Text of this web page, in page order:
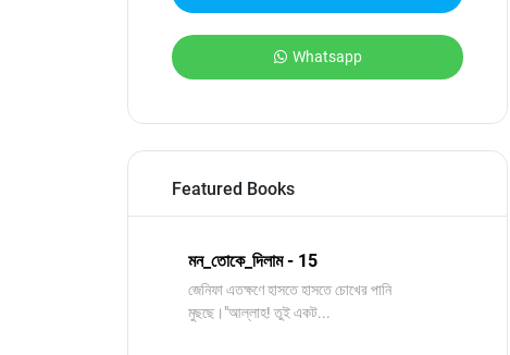
Whatsapp
Featured Books
মন_তোকে_দিলাম - 15
জেনিফা এতক্ষণে হাসতে হাসতে চোখের পানি
মুছছে।"আল্লাহ! তুই একট...